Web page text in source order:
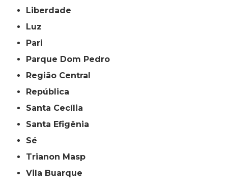
Liberdade
Luz
Pari
Parque Dom Pedro
Região Central
República
Santa Cecília
Santa Efigênia
Sé
Trianon Masp
Vila Buarque